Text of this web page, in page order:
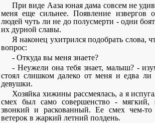
При виде Ааза юная дама совсем не
меня еще сильнее. Появление извергов
людей чуть ли не до полусмерти - одни
их дурной славы.
Я наконец ухитрился подобрать слова,
вопрос:
- Откуда вы меня знаете?
- Неужели она тебя знает, малыш? -
стоял слишком далеко от меня и едва ли
девушки.
Хозяйка хижины рассмеялась, а я
смех был само совершенство -
звонкий и раскованный. Ее смех чем-то
ветерок в жаркий летний полдень.